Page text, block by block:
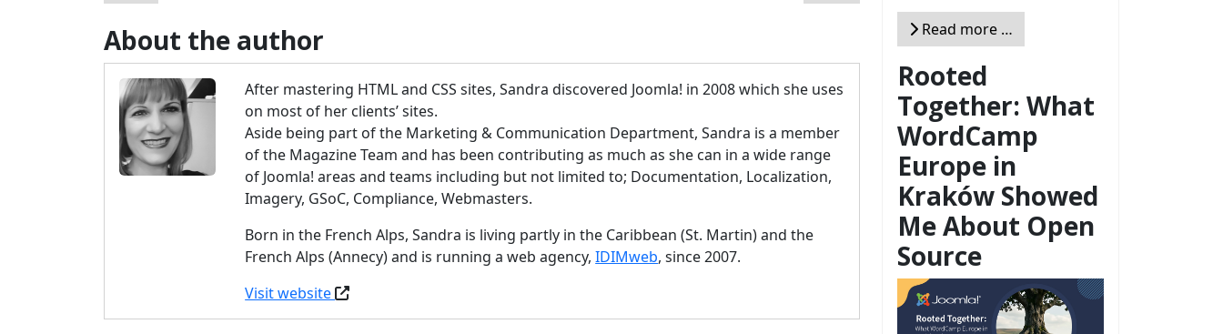
About the author
After mastering HTML and CSS sites, Sandra discovered Joomla! in 2008 which she uses
on most of her clients’ sites.
Aside being part of the Marketing & Communication Department, Sandra is a member
of the Magazine Team and has been contributing as much as she can in a wide range
of Joomla! areas and teams including but not limited to; Documentation, Localization,
Imagery, GSoC, Compliance, Webmasters.
Born in the French Alps, Sandra is living partly in the Caribbean (St. Martin) and the
French Alps (Annecy) and is running a web agency,IDIMweb, since 2007.
Visit website
Read more …
Rooted
Together: What
WordCamp
Europe in
Kraków Showed
Me About Open
Source